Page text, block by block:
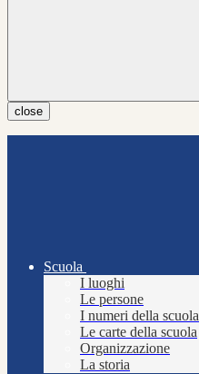
close
Scuola
I luoghi
Le persone
I numeri della scuola
Le carte della scuola
Organizzazione
La storia